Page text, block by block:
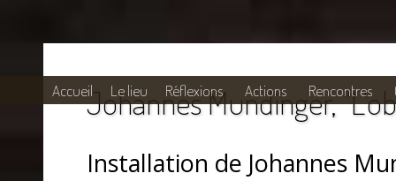
Accueil Le lieu Réflexions Actions Rencontres
Vous êtes ici
Johannes Mundinger,
Installation de Johannes